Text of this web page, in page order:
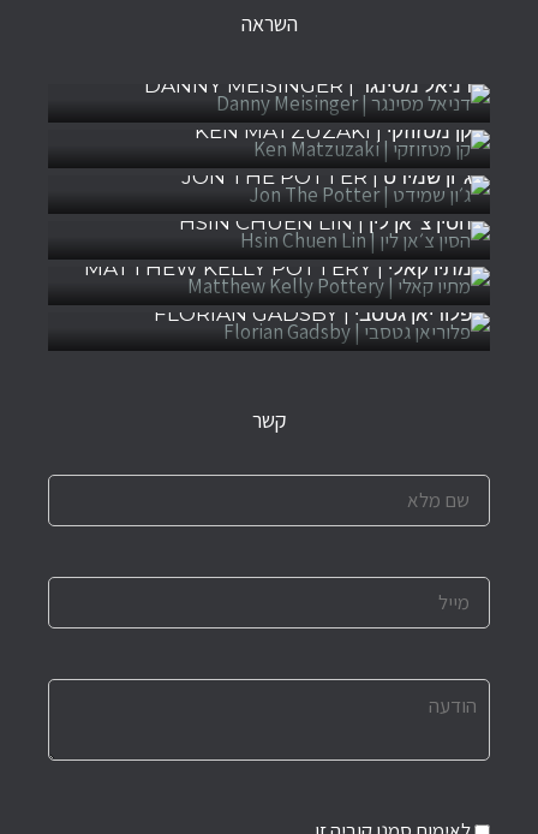
השראה
דניאל מסינגר | DANNY MEISINGER
קן מטזוזקי | KEN MATZUZAKI
ג׳ון שמידט | JON THE POTTER
הסין צ׳אן לין | HSIN CHUEN LIN
מתיו קאלי | MATTHEW KELLY POTTERY
פלוריאן גטסבי | FLORIAN GADSBY
קשר